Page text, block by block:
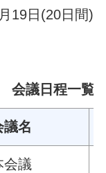
19日(20日間)
会議日程一覧
議名
会議